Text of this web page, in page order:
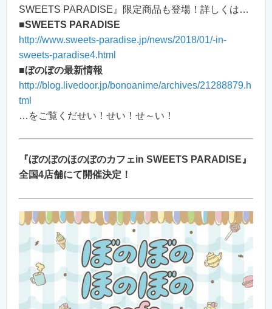
SWEETS PARADISE』限定商品も登場！詳しくは…
■SWEETS PARADISE
http://www.sweets-paradise.jp/news/2018/01/-in-
sweets-paradise4.html
■ぼのぼの最新情報
http://blog.livedoor.jp/bonoanime/archives/21288879.h
tml
…をご覧くだせい！せい！せ～い！
『ぼのぼのほのぼのカフェin SWEETS PARADISE』
全国4店舗にて開催決定！